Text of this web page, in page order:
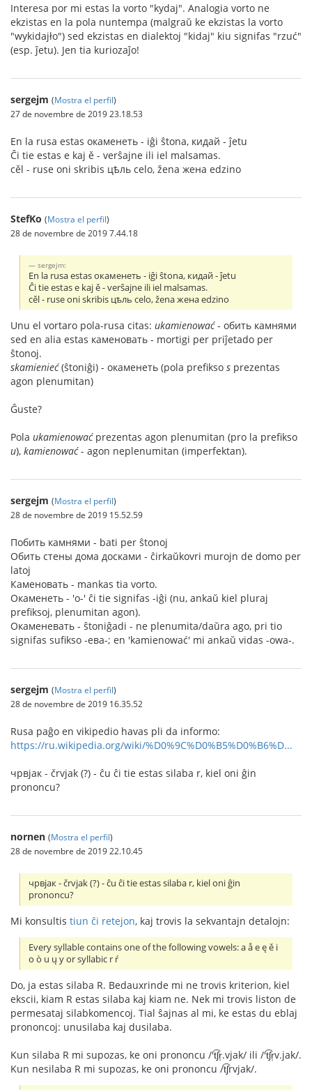
Interesa por mi estas la vorto "kydaj". Analogia vorto ne
ekzistas en la pola nuntempa (malgraŭ ke ekzistas la vorto
"wykidajło") sed ekzistas en dialektoj "kidaj" kiu signifas "rzuć"
(esp. ĵetu). Jen tia kuriozaĵo!
sergejm (Mostra el perfil)
27 de novembre de 2019 23.18.53
En la rusa estas окаменеть - iĝi ŝtona, кидай - ĵetu
Ĉi tie estas e kaj ě - verŝajne ili iel malsamas.
cěl - ruse oni skribis цѣль celo, žena жена edzino
StefKo (Mostra el perfil)
28 de novembre de 2019 7.44.18
sergejm:
En la rusa estas окаменеть - iĝi ŝtona, кидай - ĵetu
Ĉi tie estas e kaj ě - verŝajne ili iel malsamas.
cěl - ruse oni skribis цѣль celo, žena жена edzino
Unu el vortaro pola-rusa citas: ukamienować- обить камнями
sed en alia estas каменовать - mortigi per priĵetado per
ŝtonoj.
skamienieć(ŝtoniĝi) - окаменеть (pola prefikso s prezentas
agon plenumitan)
Ĝuste?
Pola ukamienowaćprezentas agon plenumitan (pro la prefikso
u), kamienować- agon neplenumitan (imperfektan).
sergejm (Mostra el perfil)
28 de novembre de 2019 15.52.59
Побить камнями - bati per ŝtonoj
Обить стены дома досками - ĉirkaŭkovri murojn de domo per
latoj
Каменовать - mankas tia vorto.
Окаменеть - 'о-' ĉi tie signifas -iĝi (nu, ankaŭ kiel pluraj
prefiksoj, plenumitan agon).
Окаменевать - ŝtoniĝadi - ne plenumita/daŭra ago, pri tio
signifas sufikso -ева-; en 'kamienować' mi ankaŭ vidas -owa-.
sergejm (Mostra el perfil)
28 de novembre de 2019 16.35.52
Rusa paĝo en vikipedio havas pli da informo:
https://ru.wikipedia.org/wiki/%D0%9C%D0%B5%D0%B6%D...
чрвjак - črvjak (?) - ĉu ĉi tie estas silaba r, kiel oni ĝin
prononcu?
nornen (Mostra el perfil)
28 de novembre de 2019 22.10.45
чрвjак - črvjak (?) - ĉu ĉi tie estas silaba r, kiel oni ĝin
prononcu?
Mi konsultis tiun ĉi retejon, kaj trovis la sekvantajn detalojn:
Every syllable contains one of the following vowels: a å e ę ě i
o ò u ų y or syllabic r ŕ
Do, ja estas silaba R. Bedauxrinde mi ne trovis kriterion, kiel
ekscii, kiam R estas silaba kaj kiam ne. Nek mi trovis liston de
permesataj silabkomencoj. Tial ŝajnas al mi, ke estas du eblaj
prononcoj: unusilaba kaj dusilaba.
Kun silaba R mi supozas, ke oni prononcu /'t͡ʃr̩.vjak/ ili /'t͡ʃr̩v.jak/.
Kun nesilaba R mi supozas, ke oni prononcu /t͡ʃrvjak/.